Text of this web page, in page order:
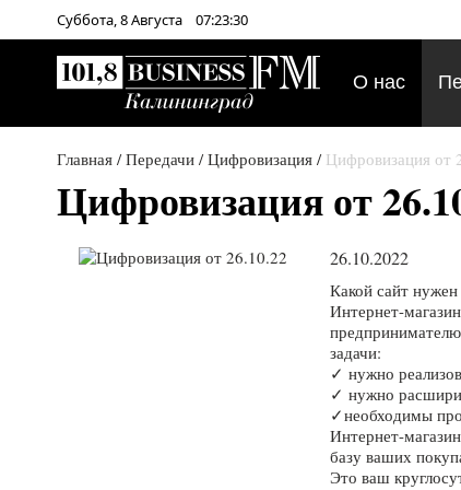
Суббота,8Августа 07:23:30
О нас
Главная /Передачи /Цифровизация / Цифровизация от
Цифровизация от
26.10.2022
Какой сайт
Интернет-
задачи:
✓ нужно
✓ нужно
✓необходимы
Интернет-
базу ваших
Это ваш